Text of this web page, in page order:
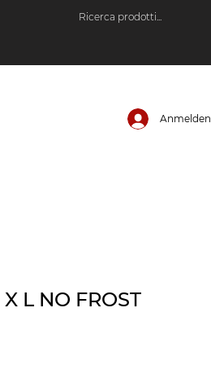
Anmelden
L NO FROST